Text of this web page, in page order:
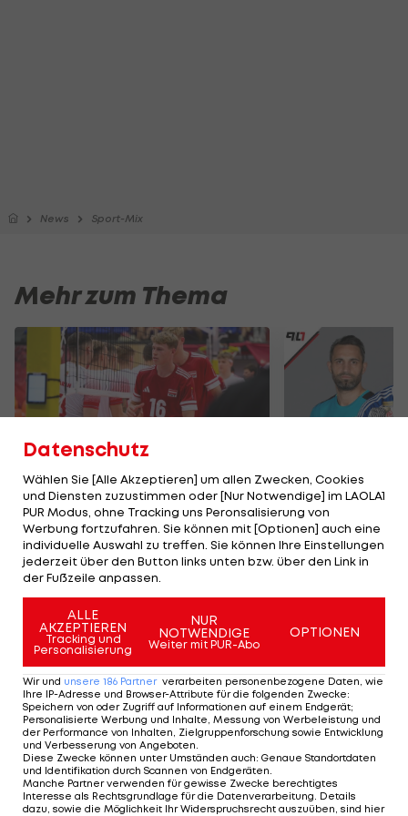
News Sport-Mix
Mehr zum Thema
Karrieresprung! ÖVV-
Teamspieler wechselt
in Topliga
Sport-Mix
Die
Tormänner
Geschichte
Fußball
TEILEN
KOMMENTARE
Datenschutz
Wählen Sie [Alle Akzeptieren] um allen Zwecken, Cookies
und Diensten zuzustimmen oder [Nur Notwendige] im LAOLA1
PUR Modus, ohne Tracking uns Peronsalisierung von
Werbung fortzufahren. Sie können mit [Optionen] auch eine
individuelle Auswahl zu treffen. Sie können Ihre Einstellungen
jederzeit über den Button links unten bzw. über den Link in
der Fußzeile anpassen.
ALLE
AKZEPTIEREN
Tracking und
Personalisierung
NUR
NOTWENDIGE
Weiter mit PUR-Abo
OPTIONEN
Wir und unsere 186 Partner verarbeiten personenbezogene Daten, wie
Ihre IP-Adresse und Browser-Attribute für die folgenden Zwecke:
Speichern von oder Zugriff auf Informationen auf einem Endgerät;
Personalisierte Werbung und Inhalte, Messung von Werbeleistung und
der Performance von Inhalten, Zielgruppenforschung sowie Entwicklung
und Verbesserung von Angeboten.
Diese Zwecke können unter Umständen auch: Genaue Standortdaten
und Identifikation durch Scannen von Endgeräten.
Manche Partner verwenden für gewisse Zwecke berechtigtes
Interesse als Rechtsgrundlage für die Datenverarbeitung. Details
dazu, sowie die Möglichkeit Ihr Widerspruchsrecht auszuüben, sind hier